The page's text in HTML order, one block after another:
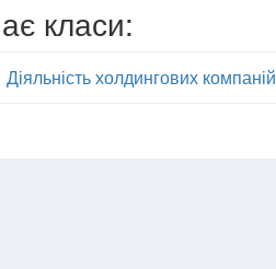
класи:
Діяльність холдингових компаній